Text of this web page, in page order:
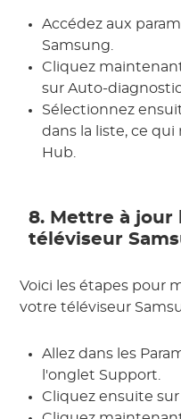
Accédez aux
Samsung.
Cliquez
sur Auto-
Sélectionnez
dans la liste, ce
Hub.
8. Mettre à jour
téléviseur
Voici les étapes pour
votre téléviseur
Allez dans les
l'onglet Support.
Cliquez ensuite